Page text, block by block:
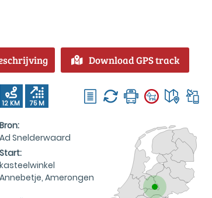
Download GPS track
12 KM 75 M
Bron:
Ad Snelderwaard
Start:
kasteelwinkel
Annebetje, Amerongen